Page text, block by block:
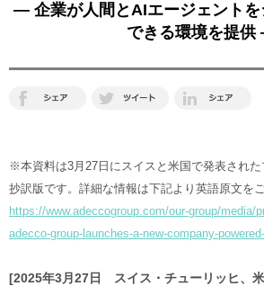
― 企業が人間とAIエージェントを
できる環境を提
※本資料は3月27日にスイスと米国で発表され
抄訳版です。詳細な情報は下記より英語原文を
https://www.adeccogroup.com/our-group/media/
adecco-group-launches-a-new-company-
[2025年3月27日 スイス・チューリッヒ、